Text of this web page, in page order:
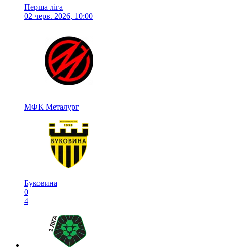
Перша ліга
02 черв. 2026, 10:00
МФК Металург
Буковина
0
4